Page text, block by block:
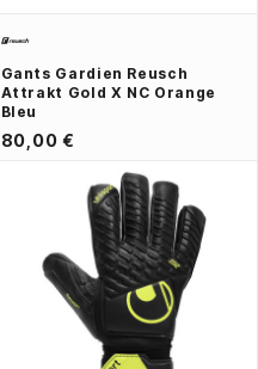
Gants Gardien Reusch
Attrakt Gold X NC Orange
Bleu
80,00 €